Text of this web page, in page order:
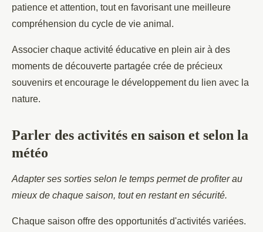
patience et attention, tout en favorisant une meilleure
compréhension du cycle de vie animal.
Associer chaque activité éducative en plein air à des
moments de découverte partagée crée de précieux
souvenirs et encourage le développement du lien avec la
nature.
Parler des activités en saison et selon la
météo
Adapter ses sorties selon le temps permet de profiter au
mieux de chaque saison, tout en restant en sécurité.
Chaque saison offre des opportunités d'activités variées.